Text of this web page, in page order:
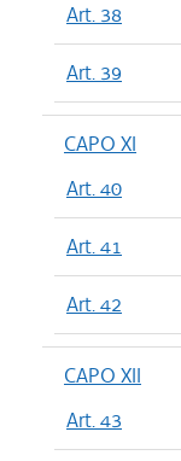
Art. 38
Art. 39
CAPO XI
Art. 40
Art. 41
Art. 42
CAPO XII
Art. 43